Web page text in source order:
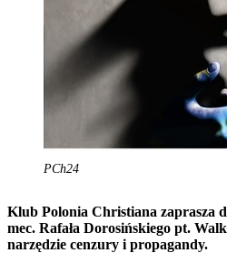
PCh24
Klub Polonia Christiana zaprasza
mec. Rafała Dorosińskiego pt.
narzędzie cenzury i propagandy.